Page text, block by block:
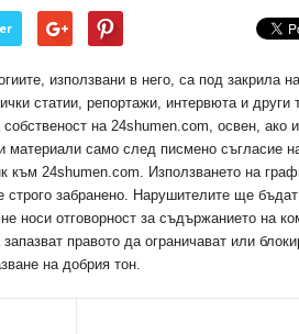
използвани в него, са под закрила
статии, репортажи, интервюта и други
на 24shumen.com, освен, ако
материали само след писмено съгласие
към 24shumen.com. Използването на
забранено. Нарушителите ще
носи отговорност за съдържанието на
правото да ограничават или
на добрия тон.